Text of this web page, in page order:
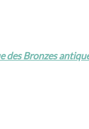
des Bronzes